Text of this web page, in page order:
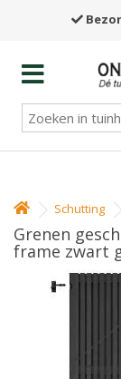
Schutting
Grenen
frame zwart